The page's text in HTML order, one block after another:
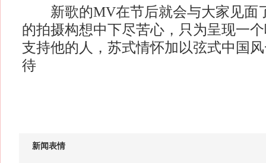
新歌的MV在节后就会与大家见面
的拍摄构想中下尽苦心，只为呈现一
支持他的人，苏式情怀加以弦式中国
待
新闻表情